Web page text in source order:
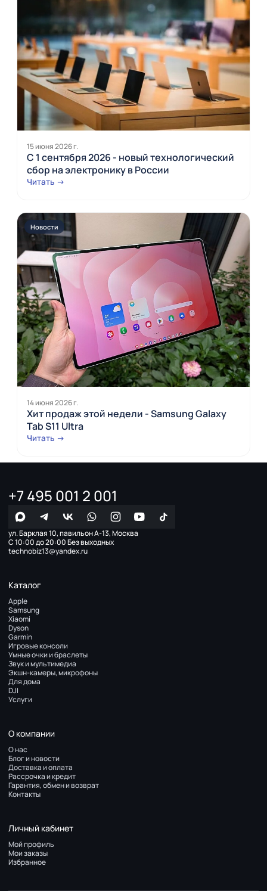
15 июня 2026 г.
С 1 сентября 2026 - новый технологический
сбор на электронику в России
Читать →
Новости
14 июня 2026 г.
Хит продаж этой недели - Samsung Galaxy
Tab S11 Ultra
Читать →
+7 495 001 2 001
ул. Барклая 10, павильон А-13, Москва
С 10:00 до 20:00 Без выходных
technobiz13@yandex.ru
Каталог
Apple
Samsung
Xiaomi
Dyson
Garmin
Игровые консоли
Умные очки и браслеты
Звук и мультимедиа
Экшн-камеры, микрофоны
Для дома
DJI
Услуги
О компании
О нас
Блог и новости
Доставка и оплата
Рассрочка и кредит
Гарантия, обмен и возврат
Контакты
Личный кабинет
Мой профиль
Мои заказы
Избранное